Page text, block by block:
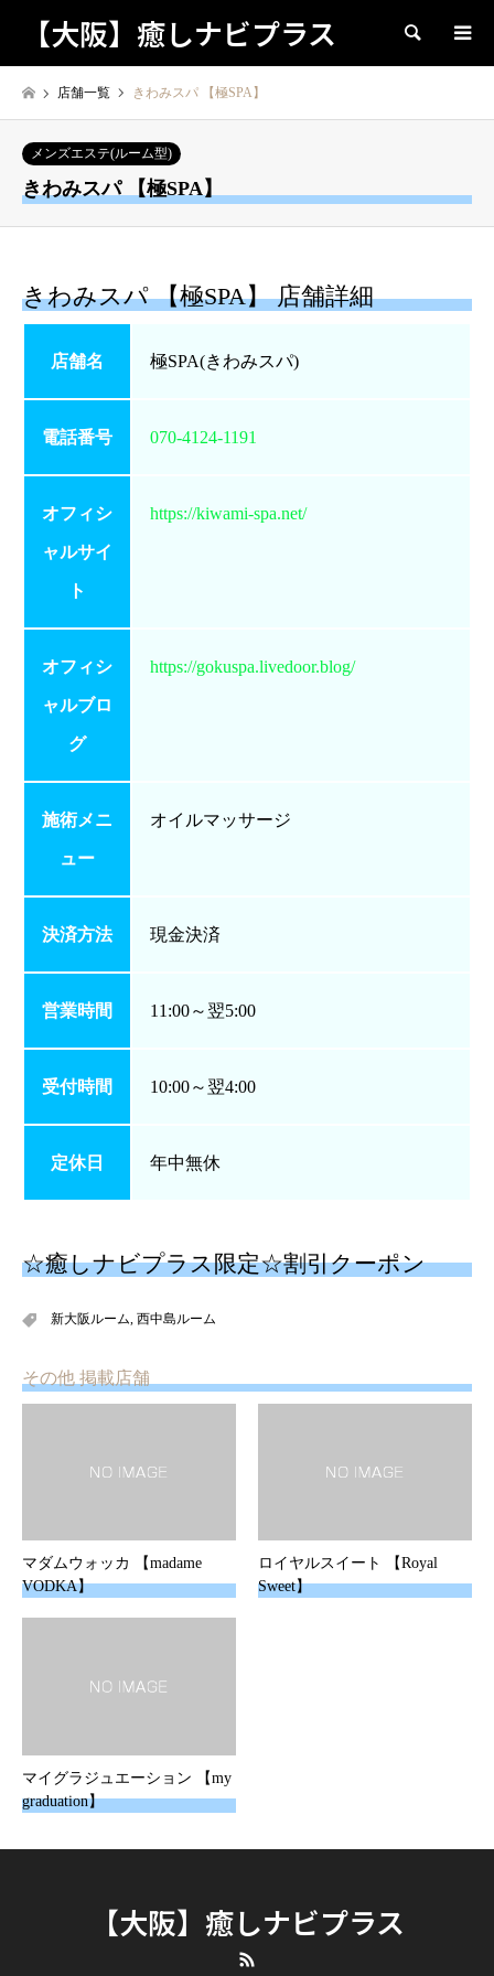
【大阪】癒しナビプラス 検索
店舗一覧 きわみスパ 【極SPA】
メンズエステ(ルーム型)
きわみスパ 【極SPA】
きわみスパ 【極SPA】 店舗詳細
店舗名 極SPA(きわみスパ)
電話番号 070-4124-1191
オフィシ
ャルサイ
ト
https://kiwami-spa.net/
オフィシ
ャルブロ
グ
https://gokuspa.livedoor.blog/
施術メニ
ュー
オイルマッサージ
決済方法 現金決済
営業時間 11:00～翌5:00
受付時間 10:00～翌4:00
定休日 年中無休
☆癒しナビプラス限定☆割引クーポン
新大阪ルーム 西中島ルーム
その他 掲載店舗
マダムウォッカ 【madame
VODKA】
ロイヤルスイート 【Royal
Sweet】
マイグラジュエーション 【my
graduation】
【大阪】癒しナビプラス